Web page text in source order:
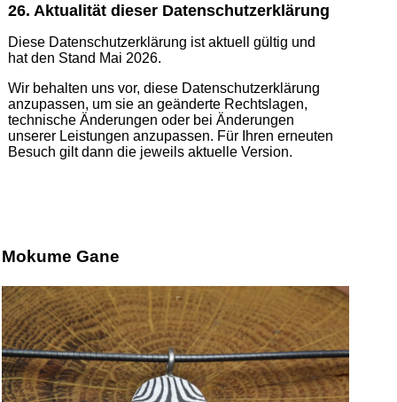
26. Aktualität dieser Datenschutzerklärung
Diese Datenschutzerklärung ist aktuell gültig und
hat den Stand Mai 2026.
Wir behalten uns vor, diese Datenschutzerklärung
anzupassen, um sie an geänderte Rechtslagen,
technische Änderungen oder bei Änderungen
unserer Leistungen anzupassen. Für Ihren erneuten
Besuch gilt dann die jeweils aktuelle Version.
Mokume Gane